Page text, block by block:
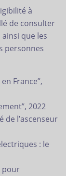
à
de consulter
ainsi que les
personnes
France”,
2022
de l’ascenseur
: le
pour